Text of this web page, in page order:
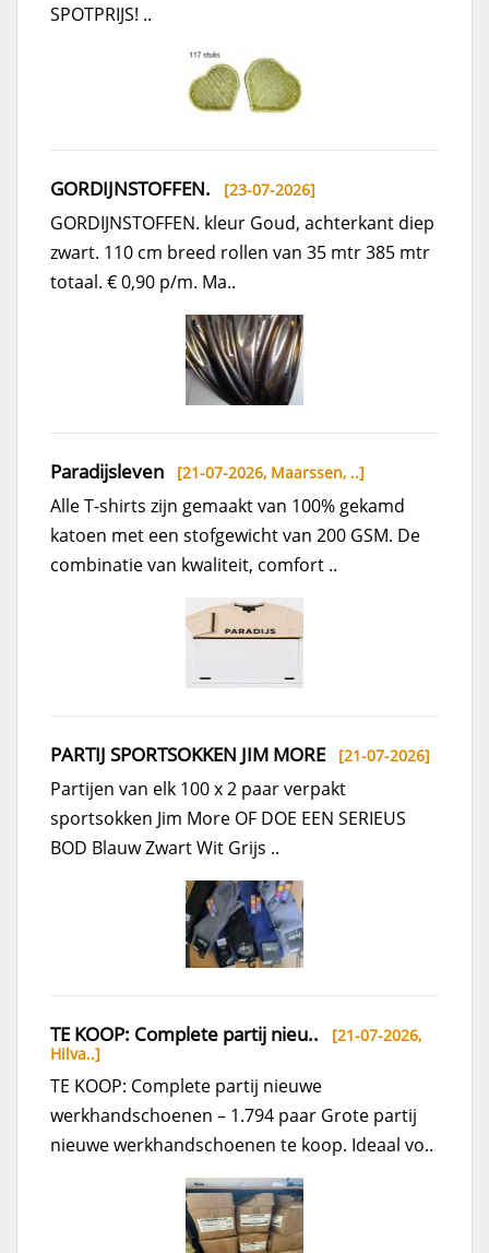
SPOTPRIJS! ..
GORDIJNSTOFFEN. [23-07-2026]
GORDIJNSTOFFEN. kleur Goud, achterkant diep
zwart. 110 cm breed rollen van 35 mtr 385 mtr
totaal. € 0,90 p/m. Ma..
Paradijsleven [21-07-2026, Maarssen, ..]
Alle T-shirts zijn gemaakt van 100% gekamd
katoen met een stofgewicht van 200 GSM. De
combinatie van kwaliteit, comfort ..
PARTIJ SPORTSOKKEN JIM MORE[21-07-2026]
Partijen van elk 100 x 2 paar verpakt
sportsokken Jim More OF DOE EEN SERIEUS
BOD Blauw Zwart Wit Grijs ..
TE KOOP: Complete partij nieu.. [21-07-2026,
Hilva..]
TE KOOP: Complete partij nieuwe
werkhandschoenen – 1.794 paar Grote partij
nieuwe werkhandschoenen te koop. Ideaal vo..